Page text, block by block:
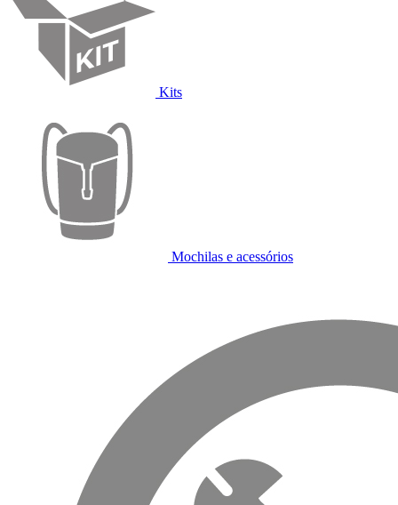
Kits
Mochilas e acessórios